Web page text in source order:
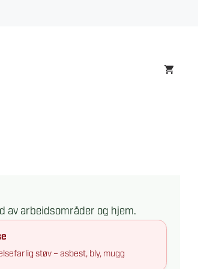
av arbeidsområder og hjem.
støv – asbest, bly, mugg